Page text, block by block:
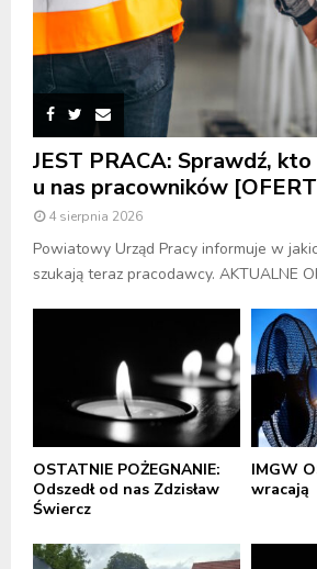
JEST PRACA: Sprawdź,
u nas pracowników
4 sierpnia 2026
Powiatowy Urząd Pracy informuje w
szukają teraz pracodawcy. AKTUALNE
OSTATNIE POŻEGNANIE:
Odszedł od nas Zdzisław
Świercz
IMGW
wracają